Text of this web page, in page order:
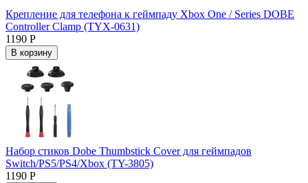
Крепление для телефона к геймпаду Xbox One / Series DOBE
Controller Clamp (TYX-0631)
1190 Р
В корзину
Набор стиков Dobe Thumbstick Cover для геймпадов
Switch/PS5/PS4/Xbox (TY-3805)
1190 Р